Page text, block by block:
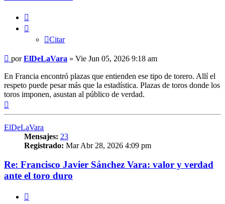
Citar
Mensaje
porElDeLaVara » Vie Jun 05, 2026 9:18 am
En Francia encontró plazas que entienden ese tipo de torero. Allí el
respeto puede pesar más que la estadística. Plazas de toros donde los
toros imponen, asustan al público de verdad.
ElDeLaVara
Mensajes: 23
Registrado: Mar Abr 28, 2026 4:09 pm
Re: Francisco Javier Sánchez Vara: valor y verdad
ante el toro duro